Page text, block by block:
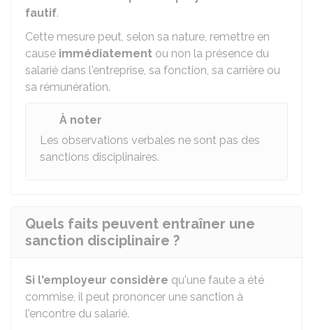
fautif.
Cette mesure peut, selon sa nature, remettre en
cause immédiatement ou non la présence du
salarié dans l'entreprise, sa fonction, sa carrière ou
sa rémunération.
À noter
Les observations verbales ne sont pas des
sanctions disciplinaires.
Quels faits peuvent entraîner une
sanction disciplinaire ?
Si l'employeur considère qu'une faute a été
commise, il peut prononcer une sanction à
l'encontre du salarié.